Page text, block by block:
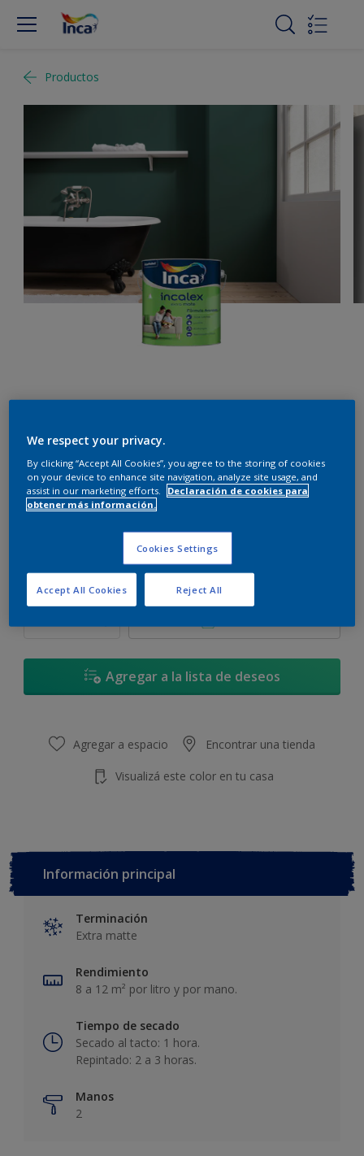
Productos
Cielo Tempestuoso - 50GG 15/099
Cambiar de color
Tamaño
3,6 L
Cantidad Calculadora de pintura
Agregar a la lista de deseos
Agregar a espacio Encontrar una tienda
Visualizá este color en tu casa
Información principal
Terminación
Extra matte
Rendimiento
8 a 12 m² por litro y por mano.
Tiempo de secado
Secado al tacto: 1 hora.
Repintado: 2 a 3 horas.
Manos
2
We respect your privacy.
By clicking “Accept All Cookies”, you agree to the storing of cookies
on your device to enhance site navigation, analyze site usage, and
assist in our marketing efforts.
Declaración de cookies para
obtener más información.
Cookies Settings
Reject All
Accept All Cookies